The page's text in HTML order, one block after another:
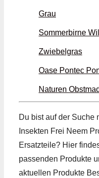
Grau
Sommerbirne
Zwiebelgras
Oase Pontec
Naturen
Du bist auf der Suche
Insekten Frei Neem
Ersatzteile? Hier
passenden Produkte
aktuellen Produkte